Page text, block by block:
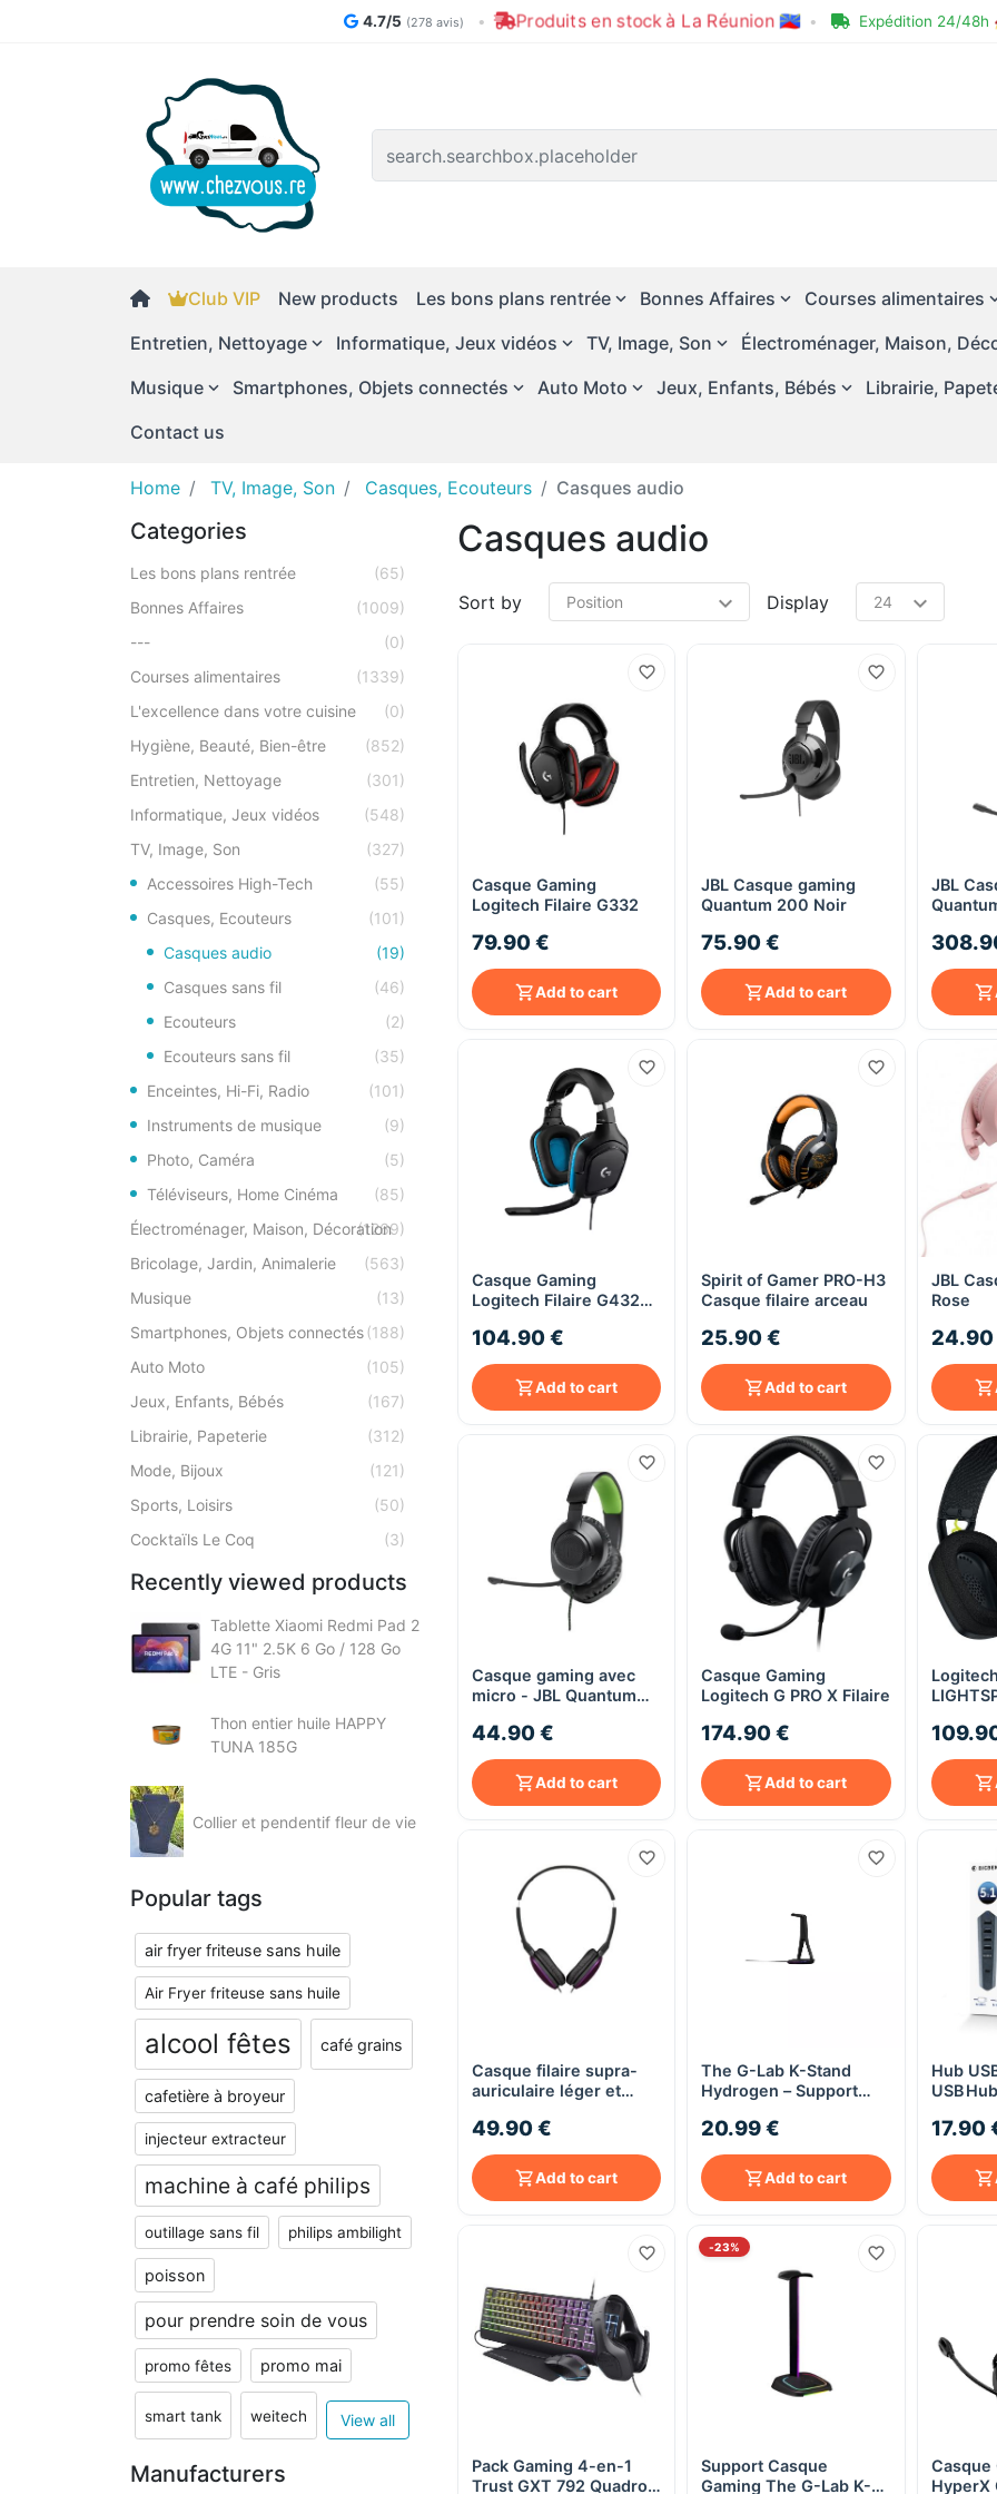
4.7/5 (278 avis) • Produits en stock à La Réunion 🇷🇪 • Expédition 24/48h
Club VIP New products Les bons plans rentrée Bonnes Affaires Courses alimentaires
Entretien, Nettoyage
Informatique, Jeux vidéos TV, Image, Son Électroménager, Maison,
Musique
Smartphones, Objets connectés Auto Moto Jeux, Enfants, Bébés Librairie,
Contact us
Home TV, Image, Son Casques, Ecouteurs Casques audio
Categories
Les bons plans rentrée
(65)
Bonnes Affaires
(1009)
---
(0)
Courses alimentaires
(1339)
L'excellence dans votre cuisine
(0)
Hygiène, Beauté, Bien-être
(852)
Entretien, Nettoyage
(301)
Informatique, Jeux vidéos
(548)
TV, Image, Son
(327)
Accessoires High-Tech
(55)
Casques, Ecouteurs
(101)
Casques audio
(19)
Casques sans fil
(46)
Ecouteurs
(2)
Ecouteurs sans fil
(35)
Enceintes, Hi-Fi, Radio
(101)
Instruments de musique
(9)
Photo, Caméra
(5)
Téléviseurs, Home Cinéma
(85)
Électroménager, Maison, Décoration
(1269)
Bricolage, Jardin, Animalerie
(563)
Musique
(13)
Smartphones, Objets connectés(188)
Auto Moto
(105)
Jeux, Enfants, Bébés
(167)
Librairie, Papeterie
(312)
Mode, Bijoux
(121)
Sports, Loisirs
(50)
Cocktaïls Le Coq
(3)
Recently viewed products
Tablette Xiaomi Redmi Pad 2
4G 11" 2.5K 6 Go / 128 Go
LTE - Gris
Thon entier huile HAPPY
TUNA 185G
Collier et pendentif fleur de vie
Popular tags
air fryer friteuse sans huile
Air Fryer friteuse sans huile
alcool fêtes café grains
cafetière à broyeur
injecteur extracteur
machine à café philips
outillage sans fil philips ambilight
poisson
pour prendre soin de vous
promo fêtes promo mai
smart tank weitech View all
Manufacturers
Casques audio
Sort by Display
Quick View
Casque Gaming
Logitech Filaire G332
79.90 €
Add to cart
Quick View
JBL Casque gaming
Quantum 200 Noir
75.90 €
Add to cart
JBL
Quick View
Casque Gaming
Logitech Filaire G432
104.90 €
Add to cart
Quick View
Spirit of Gamer PRO-H3
Casque filaire arceau
25.90 €
Add to cart
JBL
Rose
24.90
Quick View
Casque gaming avec
micro - JBL Quantum
44.90 €
Add to cart
Quick View
Casque Gaming
Logitech G PRO X Filaire
174.90 €
Add to cart
Casque
Quick View
Casque filaire supra-
auriculaire léger et
télécommande et micro
- JVC HA-S160M -
Violet
49.90 €
Add to cart
Quick View
The G-Lab K-Stand
Hydrogen – Support
ports USB + USB-C –
Noir
20.99 €
Add to cart
Hub
USB
17.90
Quick View
Pack Gaming 4-en-1
Trust GXT 792 Quadrox
-23%
Quick View
Support Casque
Gaming The G-Lab K-
Casque
HyperX